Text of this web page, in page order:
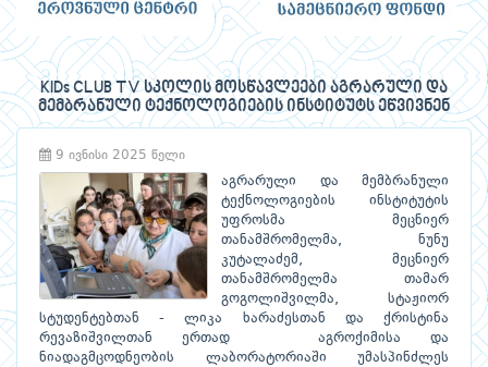
KIDs CLUB TV სკოლის მოსწავლეები აგრარული და
მემბრანული ტექნოლოგიების ინსტიტუტს ეწვივნენ
9 ივნისი 2025 წელი
აგრარული და მემბრანული
ტექნოლოგიების ინსტიტუტის
უფროსმა მეცნიერ
თანამშრომელმა, ნუნუ
კუტალაძემ, მეცნიერ
თანამშრომელმა თამარ
გოგოლიშვილმა, სტაჟიორ
სტუდენტებთან - ლიკა ხარაძესთან და ქრისტინა
რევაზიშვილთან ერთად აგროქიმისა და
ნიადაგმცოდნეობის ლაბორატორიაში უმასპინძლეს